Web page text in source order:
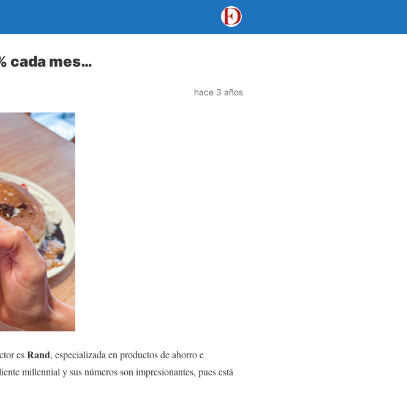
cada mes…
hace 3 años
esRand, especializada en productos de ahorro e
millennial y sus números son impresionantes, pues está